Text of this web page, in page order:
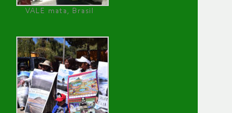
VALE mata, Brasil